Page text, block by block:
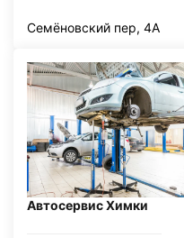
Семёновский пер, 4А
Автосервис Химки